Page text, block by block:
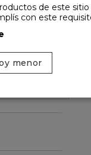
de este
con este